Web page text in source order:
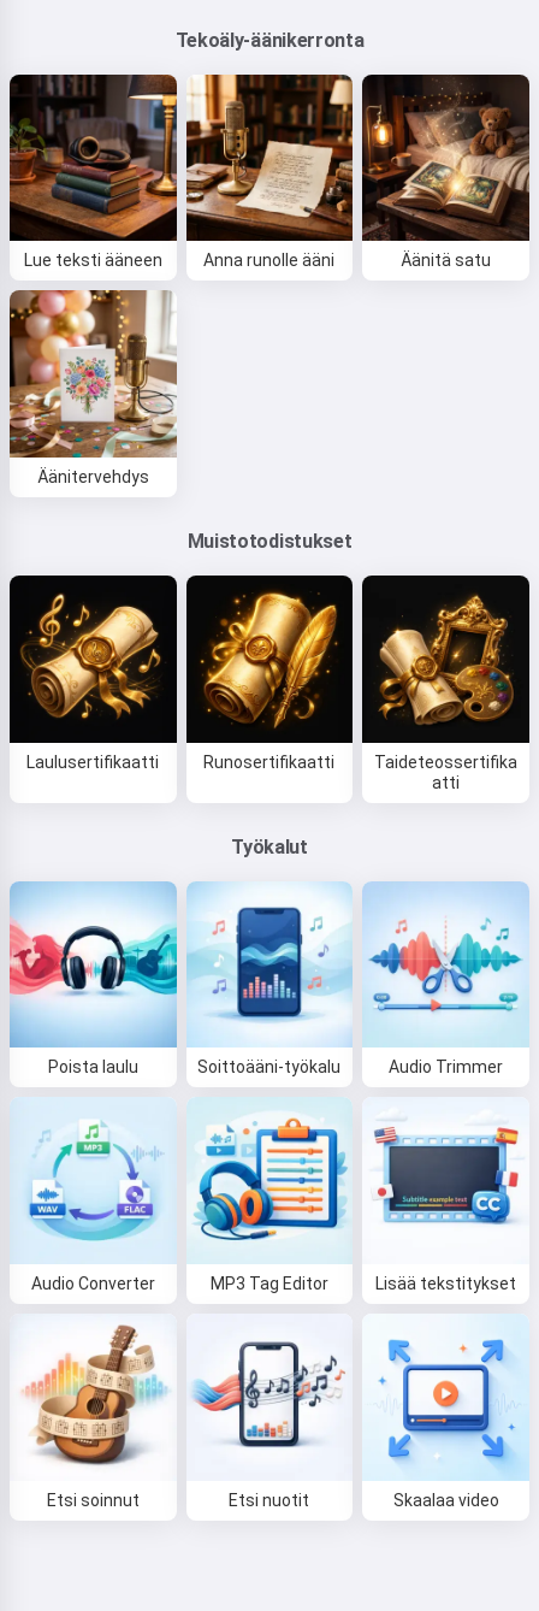
Tekoäly-äänikerronta
Lue teksti ääneen Anna runolle ääni Äänitä satu
Äänitervehdys
Muistotodistukset
Laulusertifikaatti Runosertifikaatti
Taideteossertifika
atti
Työkalut
Poista laulu Soittoääni-työkalu Audio Trimmer
Audio Converter MP3 Tag Editor Lisää tekstitykset
Etsi soinnut Etsi nuotit Skaalaa video